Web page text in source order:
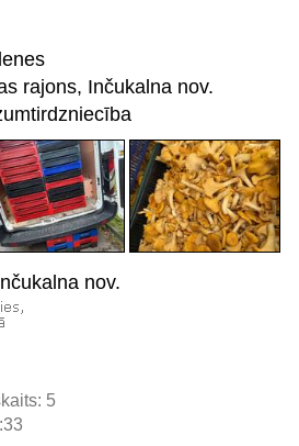
rajons, Inčukalna nov.
nov.
5